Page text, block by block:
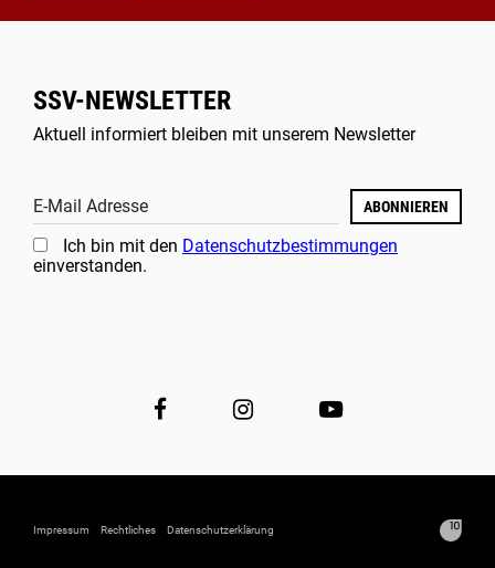
SSV-NEWSLETTER
Aktuell informiert bleiben mit unserem Newsletter
E-Mail Adresse ABONNIEREN
Ich bin mit den Datenschutzbestimmungen
einverstanden.
Impressum Rechtliches Datenschutzerklärung